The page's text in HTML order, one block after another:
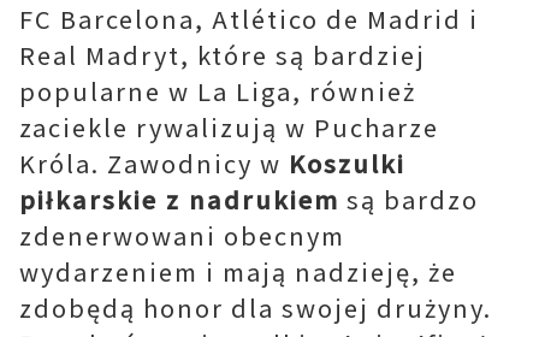
FC Barcelona, ​​​​Atlético de Madrid i
Real Madryt, które są bardziej
popularne w La Liga, również
zaciekle rywalizują w Pucharze
Króla. Zawodnicy w Koszulki
piłkarskie z nadrukiem są bardzo
zdenerwowani obecnym
wydarzeniem i mają nadzieję, że
zdobędą honor dla swojej drużyny.